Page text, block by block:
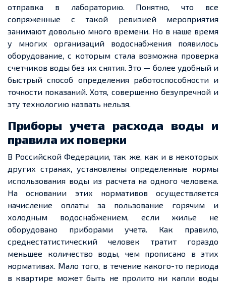
отправка в лабораторию. Понятно, что все
сопряженные с такой ревизией мероприятия
занимают довольно много времени. Но в наше время
у многих организаций водоснабжения появилось
оборудование, с которым стала возможна проверка
счетчиков воды без их снятия. Это — более удобный и
быстрый способ определения работоспособности и
точности показаний. Хотя, совершенно безупречной и
эту технологию назвать нельзя.
Приборы учета расхода воды и
правила их поверки
В Российской Федерации, так же, как и в некоторых
других странах, установлены определенные нормы
использования воды из расчета на одного человека.
На основании этих нормативов осуществляется
начисление оплаты за пользование горячим и
холодным водоснабжением, если жилье не
оборудовано приборами учета. Как правило,
среднестатистический человек тратит гораздо
меньшее количество воды, чем прописано в этих
нормативах. Мало того, в течение какого-то периода
в квартире может быть не пролито ни капли воды